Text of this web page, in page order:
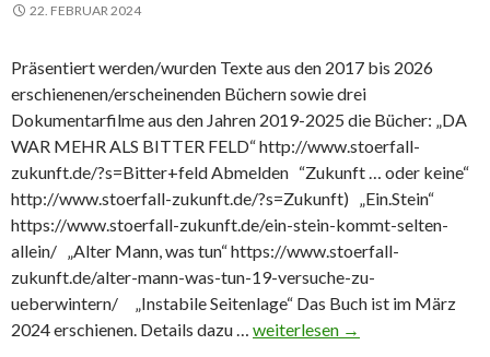
22. FEBRUAR 2024
Präsentiert werden/wurden Texte aus den 2017 bis 2026
erschienenen/erscheinenden Büchern sowie drei
Dokumentarfilme aus den Jahren 2019-2025 die Bücher: „DA
WAR MEHR ALS BITTER FELD“ http://www.stoerfall-
zukunft.de/?s=Bitter+feld Abmelden “Zukunft … oder keine“
http://www.stoerfall-zukunft.de/?s=Zukunft) „Ein.Stein“
https://www.stoerfall-zukunft.de/ein-stein-kommt-selten-
allein/ „Alter Mann, was tun“ https://www.stoerfall-
zukunft.de/alter-mann-was-tun-19-versuche-zu-
ueberwintern/ „Instabile Seitenlage“ Das Buch ist im März
2024 erschienen. Details dazu … Meine
weiterlesen →